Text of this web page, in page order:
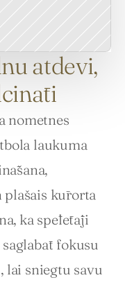
atdevi,
nometnes
laukuma
plašais kūrorta
ka spēlētāji
fokusu
lai sniegtu savu